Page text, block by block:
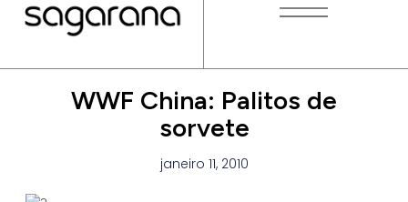
WWF China: Palitos de
sorvete
janeiro 11, 2010